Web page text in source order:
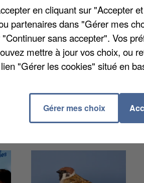
et c'est une femme, agent
a pu être en contact avec des
académique a voulu
n'a pas fermé ses portes
la fin de la semaine, ni son
en cliquant sur "Accepter
partenaires dans "Gérer mes
sans accepter". Vos
mettre à jour vos choix, ou
"Gérer les cookies" situé en
Gérer mes choix